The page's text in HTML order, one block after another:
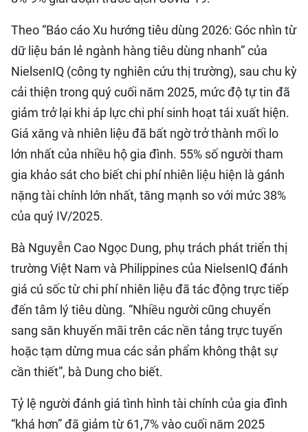
Theo “Báo cáo Xu hướng tiêu dùng 2026: Góc nhìn từ
dữ liệu bán lẻ ngành hàng tiêu dùng nhanh” của
NielsenIQ (công ty nghiên cứu thị trường), sau chu kỳ
cải thiện trong quý cuối năm 2025, mức độ tự tin đã
giảm trở lại khi áp lực chi phí sinh hoạt tái xuất hiện.
Giá xăng và nhiên liệu đã bất ngờ trở thành mối lo
lớn nhất của nhiều hộ gia đình. 55% số người tham
gia khảo sát cho biết chi phí nhiên liệu hiện là gánh
nặng tài chính lớn nhất, tăng mạnh so với mức 38%
của quý IV/2025.
Bà Nguyễn Cao Ngọc Dung, phụ trách phát triển thị
trường Việt Nam và Philippines của NielsenIQ đánh
giá cú sốc từ chi phí nhiên liệu đã tác động trực tiếp
đến tâm lý tiêu dùng. “Nhiều người cũng chuyển
sang săn khuyến mãi trên các nền tảng trực tuyến
hoặc tạm dừng mua các sản phẩm không thật sự
cần thiết”, bà Dung cho biết.
Tỷ lệ người đánh giá tình hình tài chính của gia đình
“khá hơn” đã giảm từ 61,7% vào cuối năm 2025